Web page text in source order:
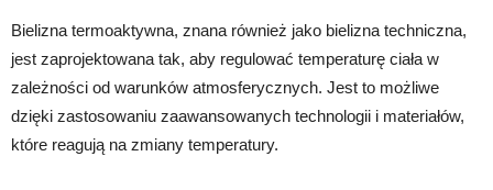
Bielizna termoaktywna, znana również jako bielizna techniczna,
jest zaprojektowana tak, aby regulować temperaturę ciała w
zależności od warunków atmosferycznych. Jest to możliwe
dzięki zastosowaniu zaawansowanych technologii i materiałów,
które reagują na zmiany temperatury.